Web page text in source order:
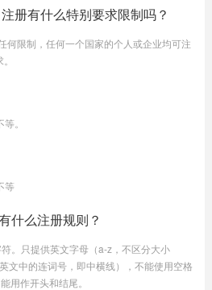
册有什么特别要求限制吗？
何限制，任何一个国家的个人或企业均可注
。
等
什么注册规则？
。只提供英文字母（a-z，不区分大小
文中的连词号，即中横线），不能使用空格
用作开头和结尾。